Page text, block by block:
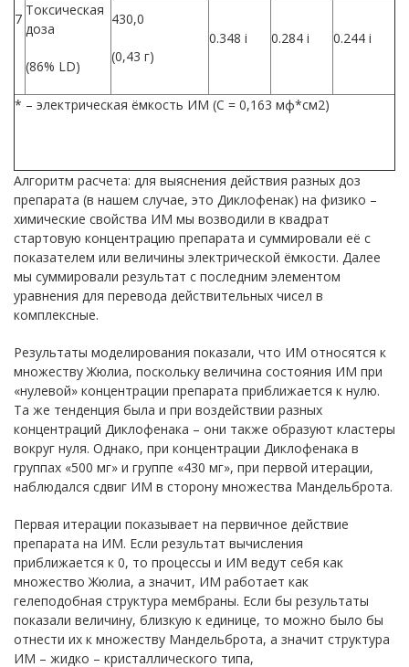
7
Токсическая
доза
(86% LD)
430,0
(0,43 г)
0.348 i 0.284 i 0.244 i
* – электрическая ёмкость ИМ (С = 0,163 мф*см2)
Алгоритм расчета: для выяснения действия разных доз
препарата (в нашем случае, это Диклофенак) на физико –
химические свойства ИМ мы возводили в квадрат
стартовую концентрацию препарата и суммировали её с
показателем или величины электрической ёмкости. Далее
мы суммировали результат с последним элементом
уравнения для перевода действительных чисел в
комплексные.
Результаты моделирования показали, что ИМ относятся к
множеству Жюлиа, поскольку величина состояния ИМ при
«нулевой» концентрации препарата приближается к нулю.
Та же тенденция была и при воздействии разных
концентраций Диклофенака – они также образуют кластеры
вокруг нуля. Однако, при концентрации Диклофенака в
группах «500 мг» и группе «430 мг», при первой итерации,
наблюдался сдвиг ИМ в сторону множества Мандельброта.
Первая итерации показывает на первичное действие
препарата на ИМ. Если результат вычисления
приближается к 0, то процессы и ИМ ведут себя как
множество Жюлиа, а значит, ИМ работает как
гелеподобная структура мембраны. Если бы результаты
показали величину, близкую к единице, то можно было бы
отнести их к множеству Мандельброта, а значит структура
ИМ – жидко – кристаллического типа,